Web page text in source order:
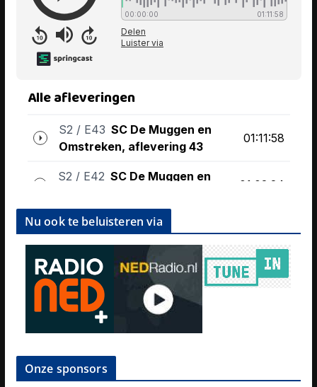
Nu ook te beluisteren via
Onze sponsors